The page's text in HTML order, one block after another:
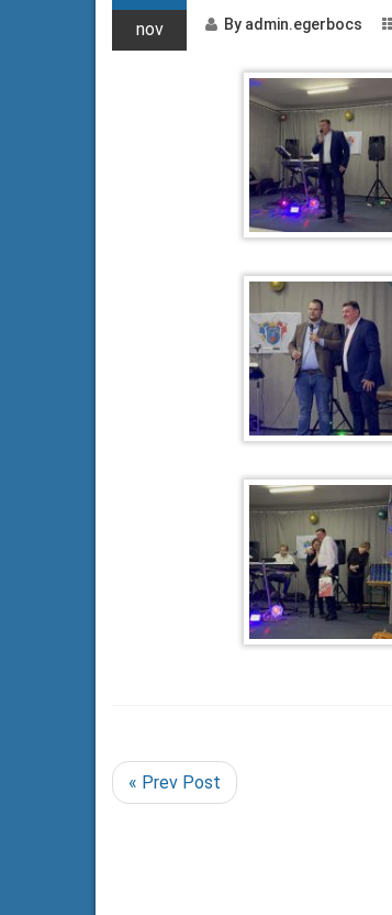
nov By admin.egerbocs
« Prev Post